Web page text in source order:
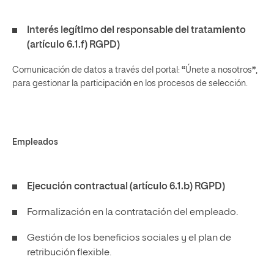
Interés legítimo del responsable del tratamiento
(artículo 6.1.f) RGPD)
Comunicación de datos a través del portal: “Únete a nosotros”,
para gestionar la participación en los procesos de selección.
Empleados
Ejecución contractual (artículo 6.1.b) RGPD)
Formalización en la contratación del empleado.
Gestión de los beneficios sociales y el plan de
retribución flexible.